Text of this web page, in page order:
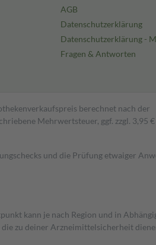
AGB
Datenschutzerklärung
Datenschutzerklärung -
Fragen & Antworten
berechnet nach der
Mehrwertsteuer, ggf. zzgl. 3,95
und die Prüfung etwaiger
kann je nach Region und in
zu deiner Arzneimittelsicherheit